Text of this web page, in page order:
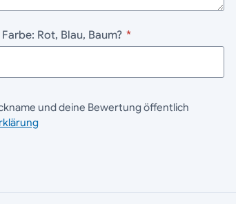
Rot, Blau, Baum? *
und deine Bewertung öffentlich